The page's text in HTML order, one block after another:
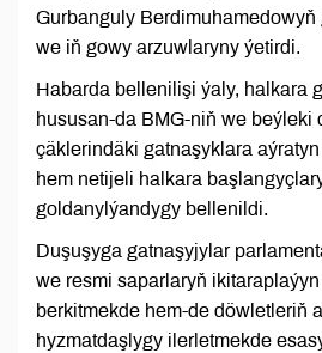
Gurbanguly
we iň gowy arzuwlaryny ýetirdi.
Habarda bellenilişi ýaly, halkara
hususan-da BMG-niň we beýleki
çäklerindäki gatnaşyklara
hem netijeli halkara
goldanylýandygy bellenildi.
Duşuşyga gatnaşyjylar
we resmi saparlaryň
berkitmekde hem-de döwletleriň
hyzmatdaşlygy ilerletmekde